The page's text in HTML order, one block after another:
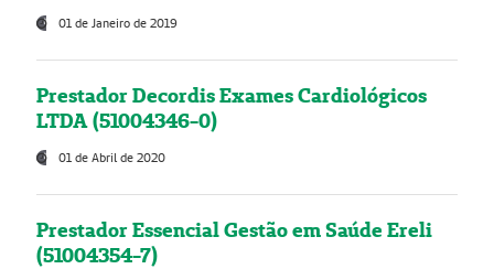
01 de Janeiro de 2019
Prestador Decordis Exames Cardiológicos
LTDA (51004346-0)
01 de Abril de 2020
Prestador Essencial Gestão em Saúde Ereli
(51004354-7)